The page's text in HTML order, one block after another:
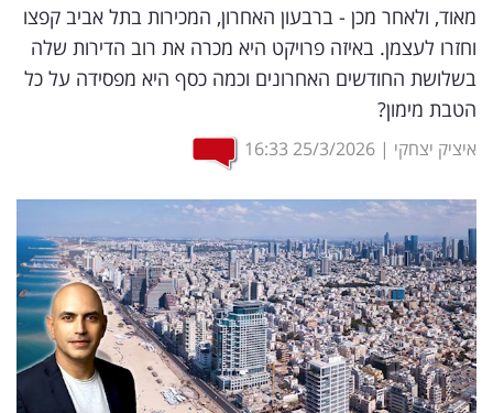
שיווק
ופרסום
משפט
מדדים
ומחקרים
דעות
רכילות
עסקית
קריפטו
מאוד, ולאחר מכן - ברבעון האחרון, המכירות בתל אביב קפצו
וחזרו לעצמן. באיזה פרויקט היא מכרה את רוב הדירות שלה
בשלושת החודשים האחרונים וכמה כסף היא מפסידה על כל
הטבת מימון?
איציק יצחקי |
25/3/2026
16:33